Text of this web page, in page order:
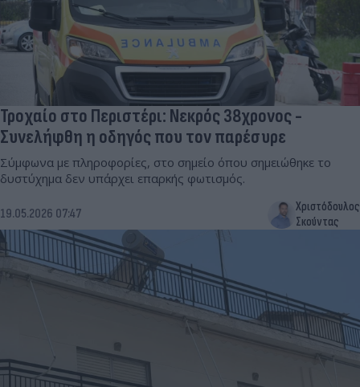
Τροχαίο στο Περιστέρι: Νεκρός 38χρονος -
Συνελήφθη η οδηγός που τον παρέσυρε
Σύμφωνα με πληροφορίες, στο σημείο όπου σημειώθηκε το
δυστύχημα δεν υπάρχει επαρκής φωτισμός.
19.05.2026 07:47
Χριστόδουλος
Σκούντας